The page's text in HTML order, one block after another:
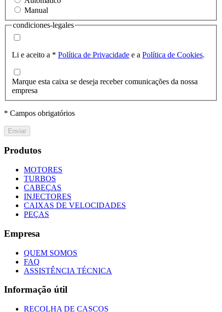
Manual
condiciones-legales
Li e aceito a * Política de Privacidade e a Política de Cookies.
Marque esta caixa se deseja receber comunicações da nossa
empresa
* Campos obrigatórios
Enviar
Produtos
MOTORES
TURBOS
CABEÇAS
INJECTORES
CAIXAS DE VELOCIDADES
PEÇAS
Empresa
QUEM SOMOS
FAQ
ASSISTÊNCIA TÉCNICA
Informação útil
RECOLHA DE CASCOS